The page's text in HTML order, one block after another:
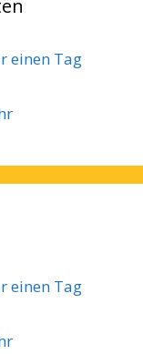
einen Tag
einen Tag